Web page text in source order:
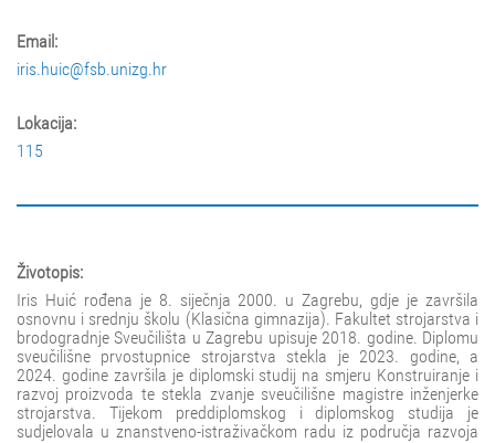
Email:
iris.huic@fsb.unizg.hr
Lokacija:
115
Životopis:
Iris Huić rođena je 8. siječnja 2000. u Zagrebu, gdje je završila
osnovnu i srednju školu (Klasična gimnazija). Fakultet strojarstva i
brodogradnje Sveučilišta u Zagrebu upisuje 2018. godine. Diplomu
sveučilišne prvostupnice strojarstva stekla je 2023. godine, a
2024. godine završila je diplomski studij na smjeru Konstruiranje i
razvoj proizvoda te stekla zvanje sveučilišne magistre inženjerke
strojarstva. Tijekom preddiplomskog i diplomskog studija je
sudjelovala u znanstveno-istraživačkom radu iz područja razvoja